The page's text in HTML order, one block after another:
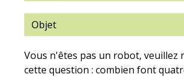
Vous n'êtes pas un robot, veuillez
cette question : combien font